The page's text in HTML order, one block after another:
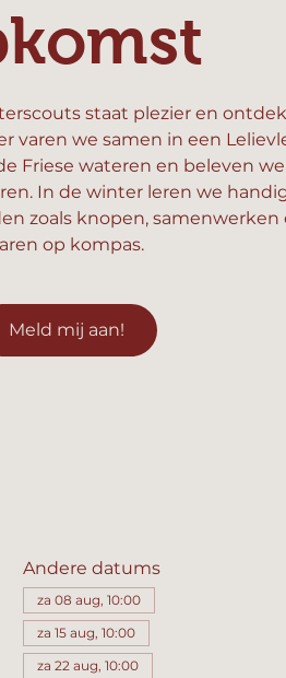
staat plezier en
varen we samen in een
Friese wateren en beleven we
In de winter leren we
zoals knopen, samenwerken
op kompas.
Meld mij aan!
Andere datums
za 08 aug, 10:00
za 15 aug, 10:00
za 22 aug, 10:00